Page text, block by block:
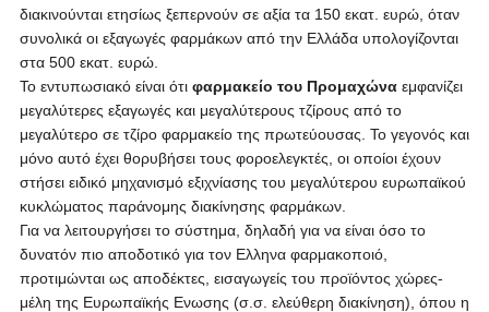
διακινούνται ετησίως ξεπερνούν σε αξία τα 150 εκατ. ευρώ, όταν
συνολικά οι εξαγωγές φαρμάκων από την Ελλάδα υπολογίζονται
στα 500 εκατ. ευρώ.
Το εντυπωσιακό είναι ότι φαρμακείο του Προμαχώναεμφανίζει
μεγαλύτερες εξαγωγές και μεγαλύτερους τζίρους από το
μεγαλύτερο σε τζίρο φαρμακείο της πρωτεύουσας. Το γεγονός και
μόνο αυτό έχει θορυβήσει τους φοροελεγκτές, οι οποίοι έχουν
στήσει ειδικό μηχανισμό εξιχνίασης του μεγαλύτερου ευρωπαϊκού
κυκλώματος παράνομης διακίνησης φαρμάκων.
Για να λειτουργήσει το σύστημα, δηλαδή για να είναι όσο το
δυνατόν πιο αποδοτικό για τον Ελληνα φαρμακοποιό,
προτιμώνται ως αποδέκτες, εισαγωγείς του προϊόντος χώρες-
μέλη της Ευρωπαϊκής Ενωσης (σ.σ. ελεύθερη διακίνηση), όπου η